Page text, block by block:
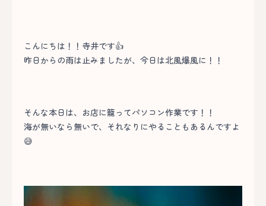
こんにちは！！寺井です👍
昨日からの雨は止みましたが、今日は北風爆風に！！
そんな本日は、お店に籠ってパソコン作業です！！
海が無いなら無いで、それなりにやることもあるんですよ
😅